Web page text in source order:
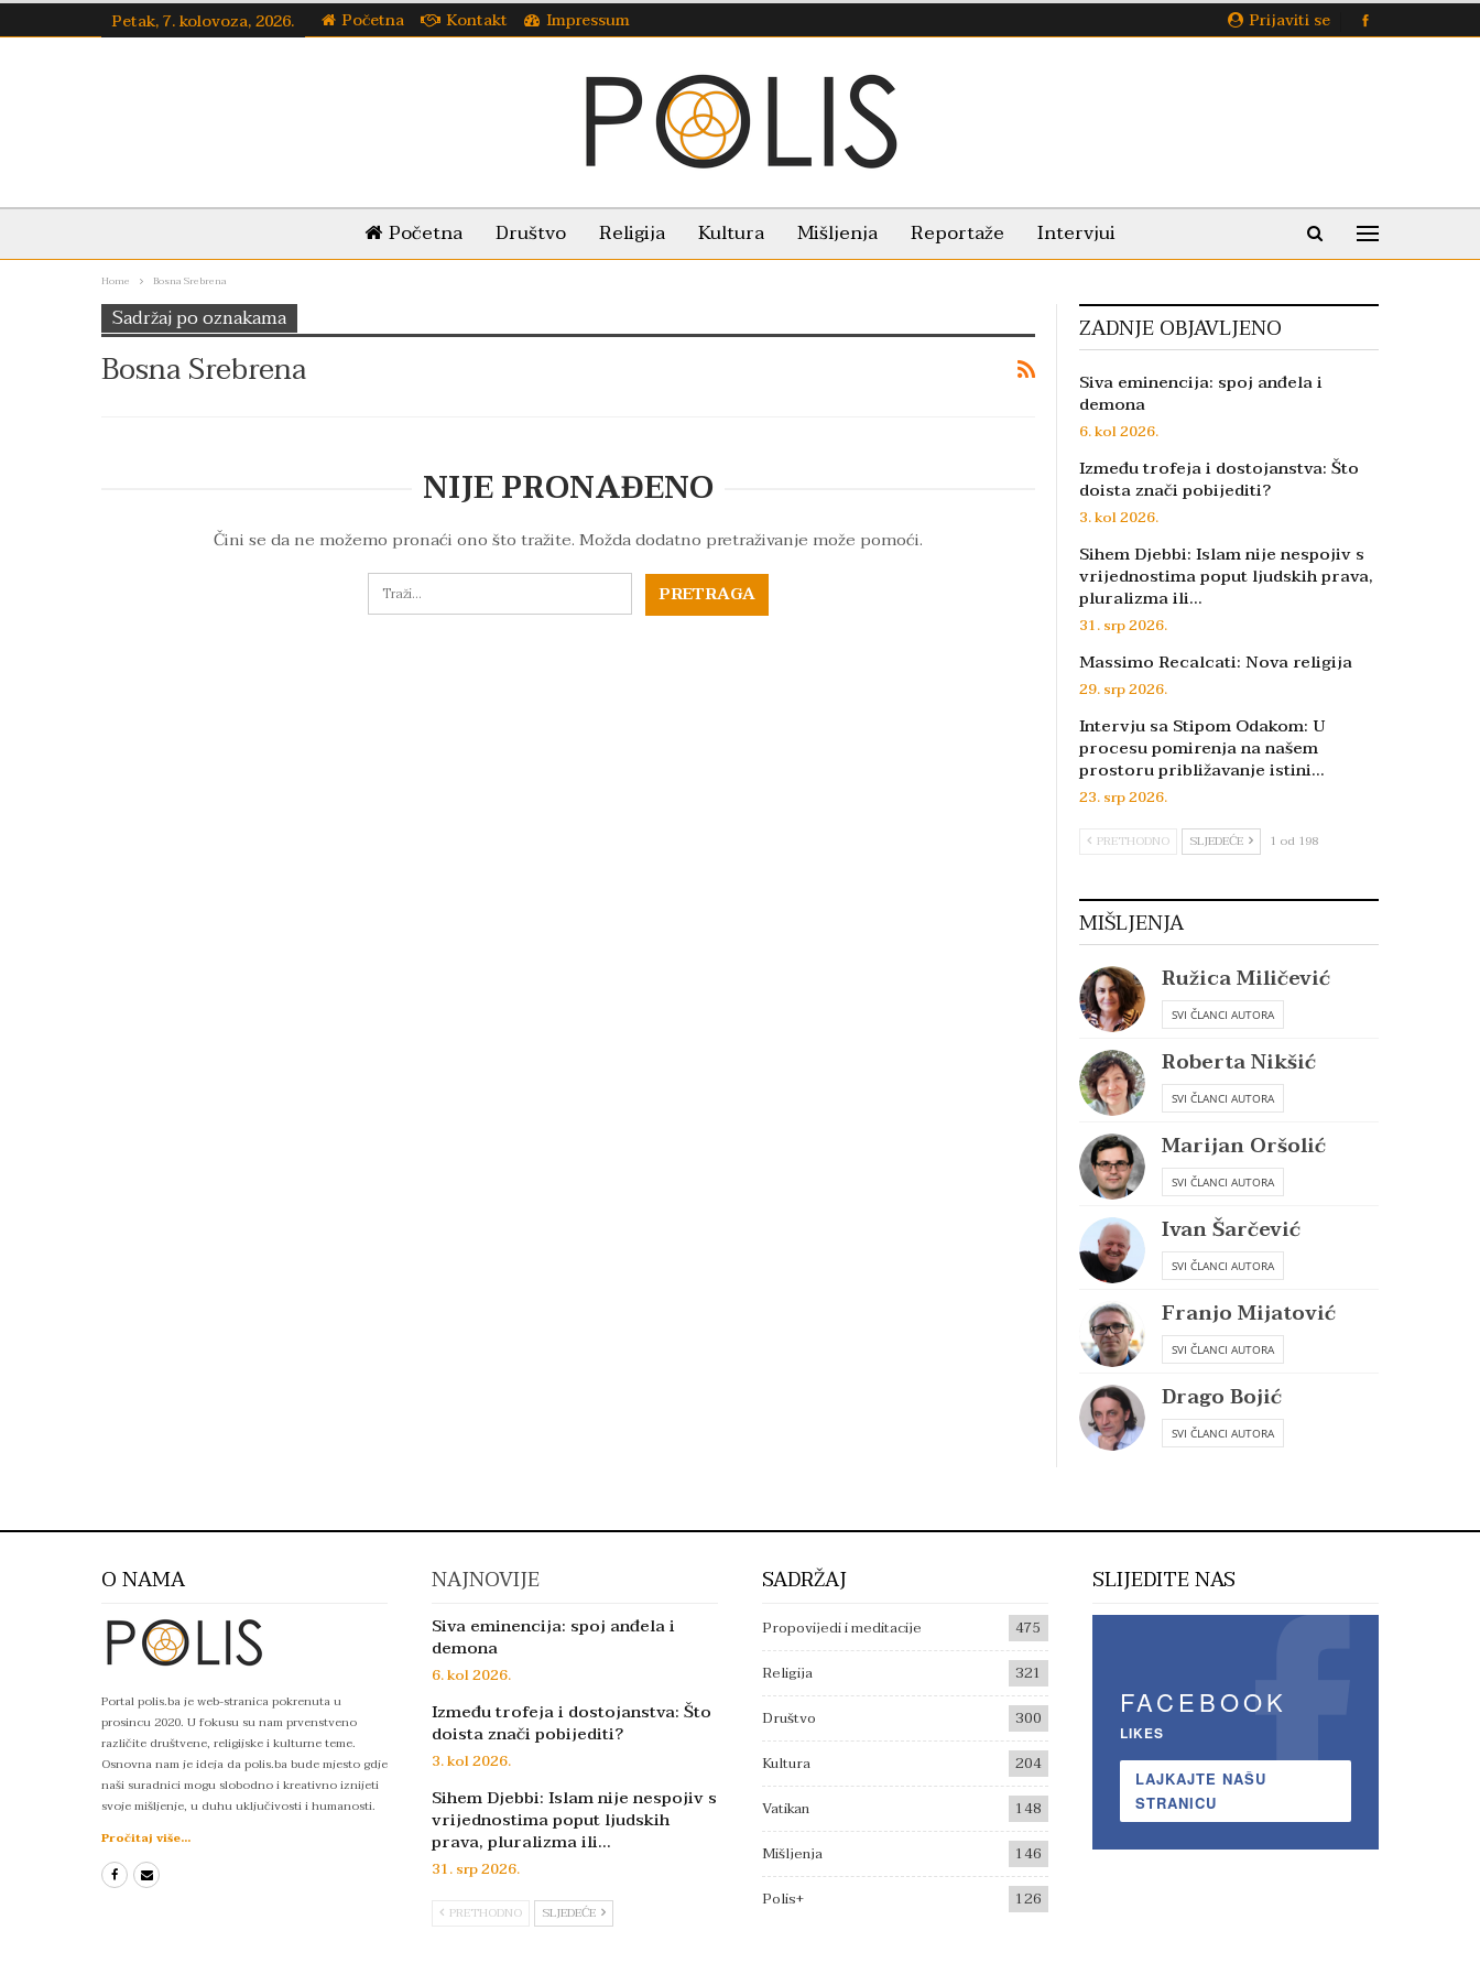
Prijaviti se
Petak, 7. kolovoza, 2026. Početna Kontakt Impressum
Početna Društvo Religija Kultura Mišljenja Reportaže Intervjui
Home Bosna Srebrena
Sadržaj po oznakama
Bosna Srebrena
NIJE PRONAĐENO
Čini se da ne možemo pronaći ono što tražite. Možda dodatno pretraživanje može pomoći.
ZADNJE OBJAVLJENO
Siva eminencija: spoj anđela i
demona
6. kol 2026.
Između trofeja i dostojanstva: Što
doista znači pobijediti?
3. kol 2026.
Sihem Djebbi: Islam nije nespojiv s
vrijednostima poput ljudskih prava,
pluralizma ili…
31. srp 2026.
Massimo Recalcati: Nova religija
29. srp 2026.
Intervju sa Stipom Odakom: U
procesu pomirenja na našem
prostoru približavanje istini…
23. srp 2026.
PRETHODNO SLJEDEĆE 1 od 198
MIŠLJENJA
Ružica Miličević
SVI ČLANCI AUTORA
Roberta Nikšić
SVI ČLANCI AUTORA
Marijan Oršolić
SVI ČLANCI AUTORA
Ivan Šarčević
SVI ČLANCI AUTORA
Franjo Mijatović
SVI ČLANCI AUTORA
Drago Bojić
SVI ČLANCI AUTORA
O NAMA
Portal polis.ba je web-stranica pokrenuta u
prosincu 2020. U fokusu su nam prvenstveno
različite društvene, religijske i kulturne teme.
Osnovna nam je ideja da polis.ba bude mjesto gdje
naši suradnici mogu slobodno i kreativno iznijeti
svoje mišljenje, u duhu uključivosti i humanosti.
Pročitaj više...
NAJNOVIJE
Siva eminencija: spoj anđela i
demona
6. kol 2026.
Između trofeja i dostojanstva: Što
doista znači pobijediti?
3. kol 2026.
Sihem Djebbi: Islam nije nespojiv s
vrijednostima poput ljudskih
prava, pluralizma ili…
31. srp 2026.
PRETHODNO SLJEDEĆE
SADRŽAJ
Propovijedi i meditacije
475
Religija
321
Društvo
300
Kultura
204
Vatikan
148
Mišljenja
146
Polis+
126
SLIJEDITE NAS
FACEBOOK
LIKES
LAJKAJTE NAŠU
STRANICU